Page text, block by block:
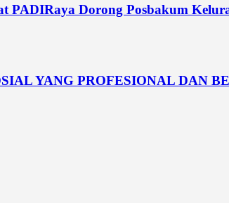
PADIRaya Dorong Posbakum
YANG PROFESIONAL DAN